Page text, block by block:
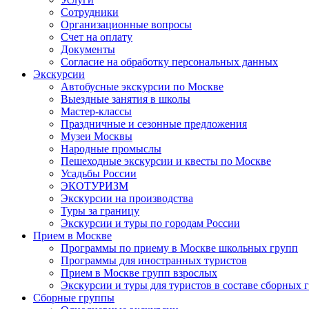
Сотрудники
Организационные вопросы
Счет на оплату
Документы
Согласие на обработку персональных данных
Экскурсии
Автобусные экскурсии по Москве
Выездные занятия в школы
Мастер-классы
Праздничные и сезонные предложения
Музеи Москвы
Народные промыслы
Пешеходные экскурсии и квесты по Москве
Усадьбы России
ЭКОТУРИЗМ
Экскурсии на производства
Туры за границу
Экскурсии и туры по городам России
Прием в Москве
Программы по приему в Москве школьных групп
Программы для иностранных туристов
Прием в Москве групп взрослых
Экскурсии и туры для туристов в составе сборных
Сборные группы